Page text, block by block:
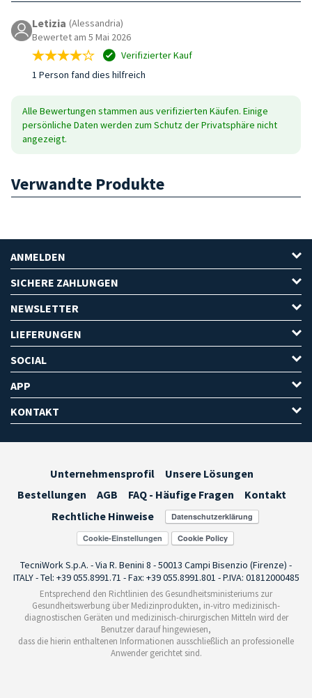
Letizia (Alessandria)
Bewertet am 5 Mai 2026
Verifizierter Kauf
1 Person fand dies hilfreich
Alle Bewertungen stammen aus verifizierten Käufen. Einige
persönliche Daten werden zum Schutz der Privatsphäre nicht
angezeigt.
Verwandte Produkte
ANMELDEN
SICHERE ZAHLUNGEN
NEWSLETTER
LIEFERUNGEN
SOCIAL
APP
KONTAKT
Unternehmensprofil
Unsere Lösungen
Bestellungen
AGB FAQ - Häufige Fragen
Kontakt
Rechtliche Hinweise
Cookie-Einstellungen
TecniWork S.p.A. - Via R. Benini 8 - 50013 Campi Bisenzio (Firenze) -
ITALY - Tel: +39 055.8991.71 - Fax: +39 055.8991.801 - P.IVA: 01812000485
Entsprechend den Richtlinien des Gesundheitsministeriums zur
Gesundheitswerbung über Medizinprodukten, in-vitro medizinisch-
diagnostischen Geräten und medizinisch-chirurgischen Mitteln wird der
Benutzer darauf hingewiesen,
dass die hierin enthaltenen Informationen ausschließlich an professionelle
Anwender gerichtet sind.